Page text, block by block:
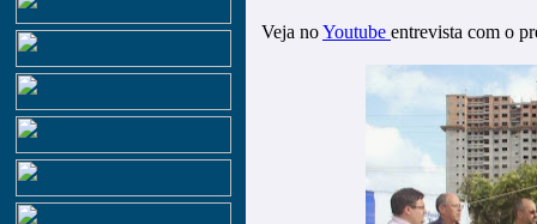
Veja noYoutube entrevista com o